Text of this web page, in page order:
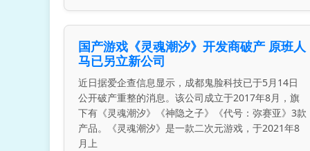
国产游戏《灵魂潮汐》开发商破产 原班人
马已另立新公司
近日据爱企查信息显示，成都鬼脸科技已于5月14日
公开破产重整的消息。该公司成立于2017年8月，旗
下有《灵魂潮汐》《神隐之子》《代号：弥赛亚》3款
产品。《灵魂潮汐》是一款二次元游戏，于2021年8
月上